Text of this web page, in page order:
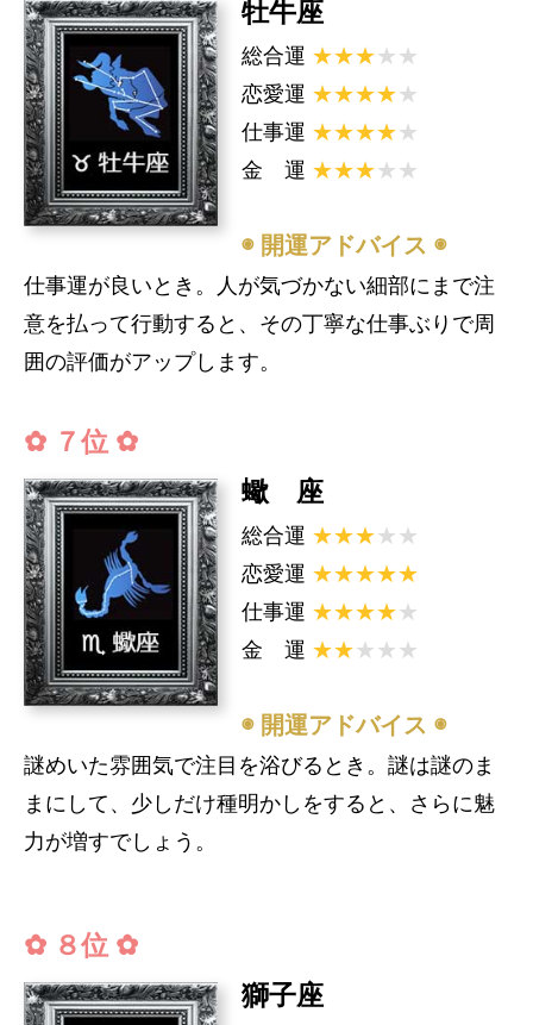
牡牛座
総合運 ★★★★★
恋愛運 ★★★★★
仕事運 ★★★★★
金 運 ★★★★★
◉ 開運アドバイス ◉
仕事運が良いとき。人が気づかない細部にまで注
意を払って行動すると、その丁寧な仕事ぶりで周
囲の評価がアップします。
✿ ７位 ✿
蠍 座
総合運 ★★★★★
恋愛運 ★★★★★
仕事運 ★★★★★
金 運 ★★★★★
◉ 開運アドバイス ◉
謎めいた雰囲気で注目を浴びるとき。謎は謎のま
まにして、少しだけ種明かしをすると、さらに魅
力が増すでしょう。
✿ ８位 ✿
獅子座